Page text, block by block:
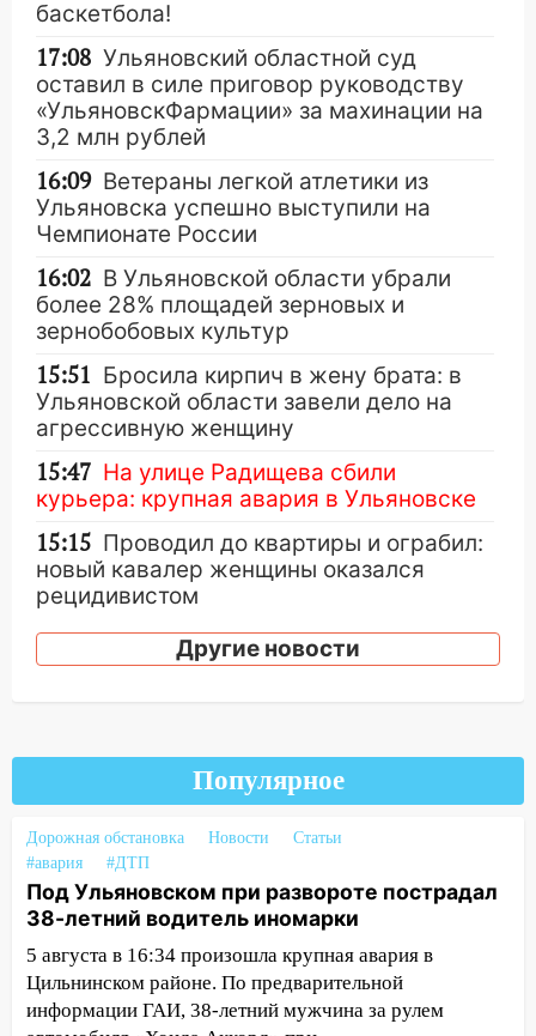
баскетбола!
17:08 Ульяновский областной суд
оставил в силе приговор руководству
«УльяновскФармации» за махинации на
3,2 млн рублей
16:09 Ветераны легкой атлетики из
Ульяновска успешно выступили на
Чемпионате России
16:02 В Ульяновской области убрали
более 28% площадей зерновых и
зернобобовых культур
15:51 Бросила кирпич в жену брата: в
Ульяновской области завели дело на
агрессивную женщину
15:47 На улице Радищева сбили
курьера: крупная авария в Ульяновске
15:15 Проводил до квартиры и ограбил:
новый кавалер женщины оказался
рецидивистом
14:26 В Ульяновске ограничат движение
по улице Ефремова
повысят зарплату
14:01 Инсценировали ДТП и получили
более 4,6 миллиона рублей: перед
судом предстанет банда
автоподставщиков
13:36 В Инзе произошел крупный пожар
13:00 В суде защитили репутацию
мужчины, которого необоснованно
обвиняли в жестоком обращении с
Другие новости
Популярное
Дорожная обстановка Новости
Статьи
#авария
#ДТП
Под Ульяновском при развороте пострадал
38-летний водитель иномарки
5 августа в 16:34 произошла крупная авария в
Цильнинском районе. По предварительной
информации ГАИ, 38-летний мужчина за рулем